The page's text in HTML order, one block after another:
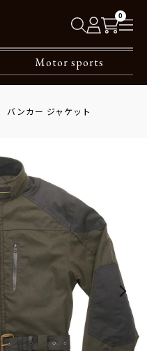
0
Motor sports
バンカー ジャケット